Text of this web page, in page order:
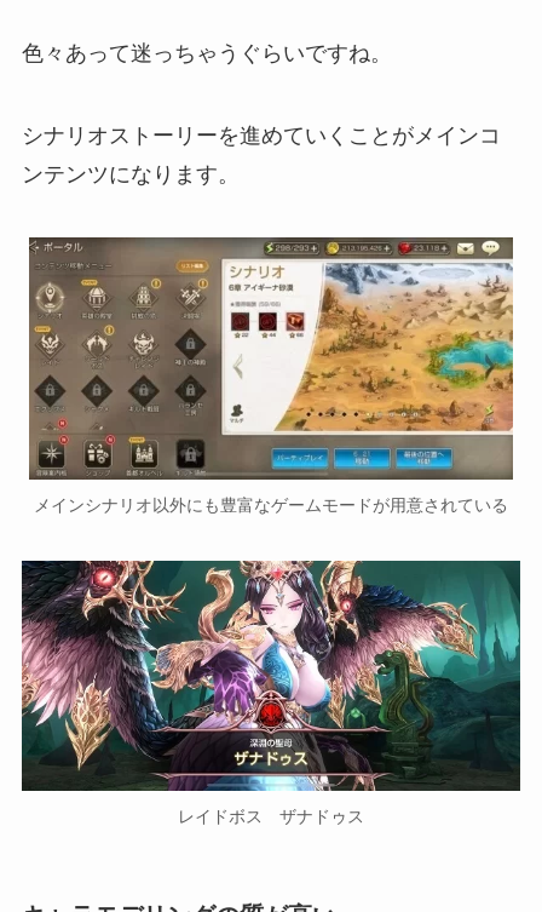
色々あって迷っちゃうぐらいですね。
シナリオストーリーを進めていくことがメインコ
ンテンツになります。
メインシナリオ以外にも豊富なゲームモードが用意されている
レイドボス ザナドゥス